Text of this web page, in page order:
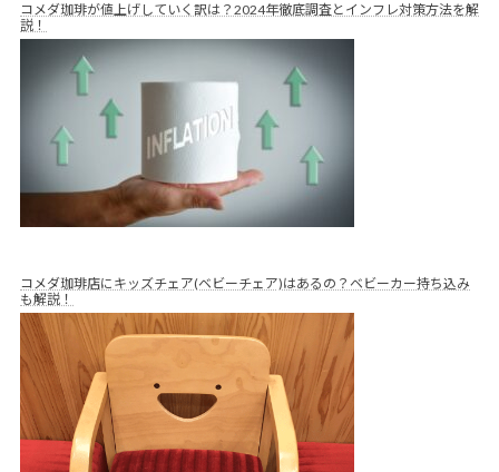
コメダ珈琲が値上げしていく訳は？2024年徹底調査とインフレ対策方法を解
説！
コメダ珈琲店にキッズチェア(ベビーチェア)はあるの？ベビーカー持ち込み
も解説！